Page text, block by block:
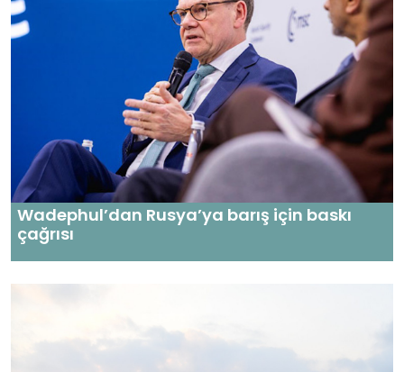
Wadephul’dan Rusya’ya barış için baskı
çağrısı